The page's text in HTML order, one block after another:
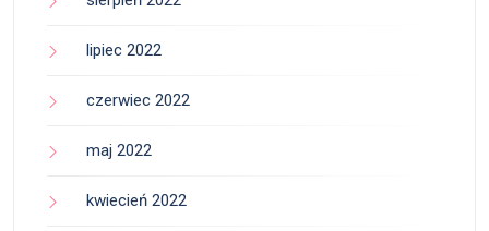
lipiec 2022
czerwiec 2022
maj 2022
kwiecień 2022